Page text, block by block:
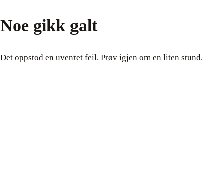
Noe gikk galt
Det oppstod en uventet feil. Prøv igjen om en liten stund.